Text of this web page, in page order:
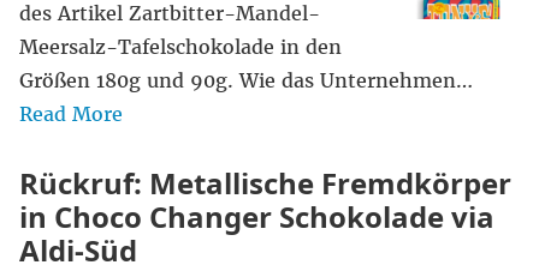
des Artikel Zartbitter-Mandel-
Meersalz-Tafelschokolade in den
Größen 180g und 90g. Wie das Unternehmen…
Read More
Rückruf: Metallische Fremdkörper
in Choco Changer Schokolade via
Aldi-Süd